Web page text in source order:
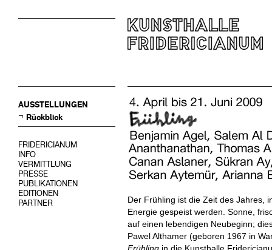
AUSSTELLUNGEN
Rückblick
FRIDERICIANUM
INFO
VERMITTLUNG
PRESSE
PUBLIKATIONEN
EDITIONEN
PARTNER
Der Frühling ist die Zeit des Jahres,
Energie gespeist werden. Sonne,
auf einen lebendigen Neubeginn;
Pawel Althamer (geboren 1967 in